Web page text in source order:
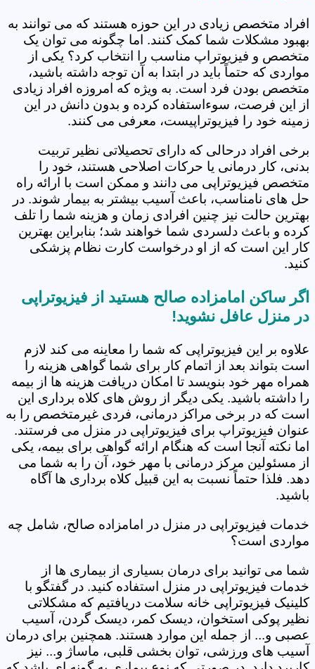
افراد متخصص زیادی در این حوزه هستند که می توانند به
بهبود مشکلات شما کمک کنند. اما چگونه می توان یک
متخصص و فیزیوتراپ مناسب را انتخاب کرد؟ یکی از
مواردی که حتماً باید در ابتدا به آن توجه داشته باشید،
متخصص بودن فرد است. به ویژه که امروزه افراد زیادی
از این فرصت، سوءاستفاده کرده و بدون دانش در این
زمینه خود را فیزیوتراپیست، معرفی می کنند.
برخی افراد درحالی که دارای تحصیلاتی نظیر تربیت
بدنی، کار درمانی یا حرکات اصلاحی هستند، خود را
متخصص فیزیوتراپی می دانند و ممکن است با ارائه راه
حل های نامناسب، باعث آسیب بیشتر به بیمار شوند. در
بهترین حالت نیز چنین افرادی زمان و هزینه شما را تلف
کرده و باعث دلسردی شما خواهند شد؛ بنابراین بهترین
کار این است که از او درخواست کارت نظام پزشکی
کنید.
اگر ساکن امامزاده صالح هستید از فیزیوتراپی
در منزل عافل نشوید!
علاوه بر این فیزیوتراپی که شما را معاینه می کند لازم
است بتواند بعد از اتمام کار برای شما گواهی هزینه را
همراه مهر خود بنویسد تا امکان دریافت هزینه ها از بیمه
را داشته باشید. یکی دیگر از روش های کلاه برداری این
است که در برخی مراکز درمانی، فردی غیرمتخصص را به
عنوان فیزیوتراپ برای فیزیوتراپی در منزل می فرستند.
اما نکته آنجا است که هنگام ارائه گواهی برای بیمه، یکی
از مسئولین مرکز درمانی با مهر خود، آن را به شما می
دهد. فلذا حتماً نسبت به این قبیل کلاه برداری ها آگاه
باشید.
خدمات فیزیوتراپی در منزل در امامزاده صالح، شامل چه
مواردی است؟
شما می توانید برای درمان بسیاری از بیماری ها از
خدمات فیزیوتراپی در منزل استفاده کنید. در گفتگو با
کلینیک فیزیوتراپی خانه سلامت دریافتیم که مشکلاتی
نظیر پوکی استخوان، دیسک کمر، دیسک گردن، آسیب
عصبی و... از جمله این موارد هستند. همچنین برای درمان
آسیب های ورزشی، توان بخشی قلبی، ماساژ و... نیز